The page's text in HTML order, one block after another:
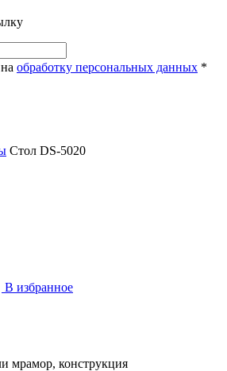
обработку персональных данных *
Стол DS-5020
В избранное
мрамор, конструкция